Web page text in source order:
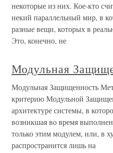
некоторые из них. Кое-кто
некий параллельный мир, в
разные вещи, которых в
Это, конечно, не
Модульная
Модульная Защищенность
критерию Модульной
архитектуре системы, в
возникшая во время
только этим модулем, или, в
распространится лишь на